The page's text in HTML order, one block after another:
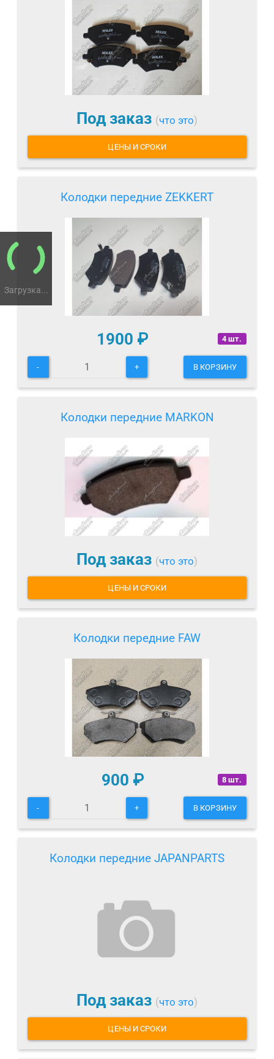
Загрузка...
Под заказ (что это)
ЦЕНЫ И СРОКИ
Колодки передние ZEKKERT
4 шт.
1900 ₽
- + В КОРЗИНУ
Колодки передние MARKON
Под заказ (что это)
ЦЕНЫ И СРОКИ
Колодки передние FAW
8 шт.
900 ₽
- + В КОРЗИНУ
Колодки передние JAPANPARTS
Под заказ (что это)
ЦЕНЫ И СРОКИ